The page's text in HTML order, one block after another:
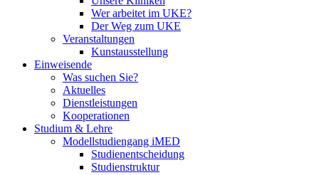
Wer arbeitet im UKE?
Der Weg zum UKE
Veranstaltungen
Kunstausstellung
Einweisende
Was suchen Sie?
Aktuelles
Dienstleistungen
Kooperationen
Studium & Lehre
Modellstudiengang iMED
Studienentscheidung
Studienstruktur